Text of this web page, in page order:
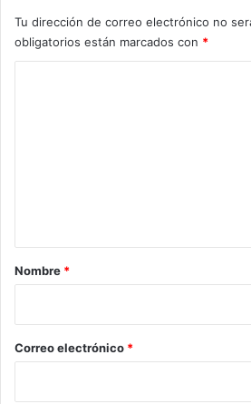
Tu dirección de correo electrónico no
obligatorios están marcados con *
r
*
Nombre *
Correo electrónico *